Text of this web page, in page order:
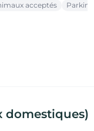
acceptés Parking
domestiques)